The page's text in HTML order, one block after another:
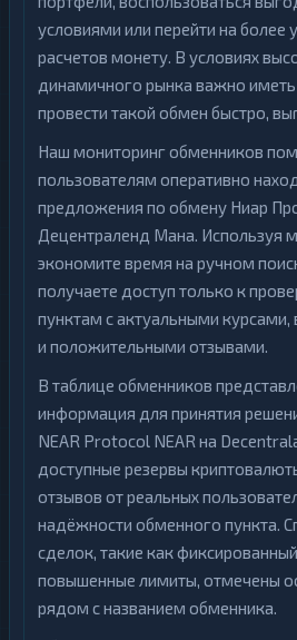
условиями или перейти на более
расчетов монету. В условиях
динамичного рынка важно
провести такой обмен быстро,
Наш мониторинг обменников
пользователям оперативно
предложения по обмену Ниар
Децентраленд Мана. Используя
экономите время на ручном
получаете доступ только к
пунктам с актуальными
и положительными отзывами.
В таблице обменников
информация для принятия
NEAR Protocol NEAR на
доступные резервы
отзывов от реальных
надёжности обменного пункта.
сделок, такие как
повышенные лимиты, отмечены
рядом с названием обменника.